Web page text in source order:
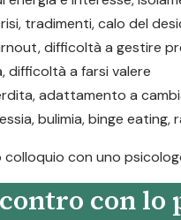
tradimenti, calo del
difficoltà a gestire
difficoltà a farsi valere
adattamento a
bulimia, binge
con uno
con lo